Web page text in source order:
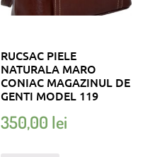
RUCSAC PIELE
NATURALA MARO
CONIAC MAGAZINUL DE
GENTI MODEL 119
350,00 lei